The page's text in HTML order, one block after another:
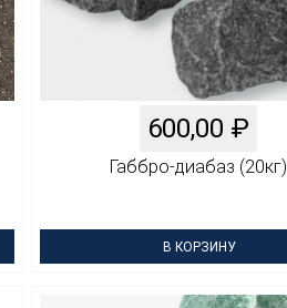
600,00 ₽
Габбро-диабаз (20кг)
В КОРЗИНУ